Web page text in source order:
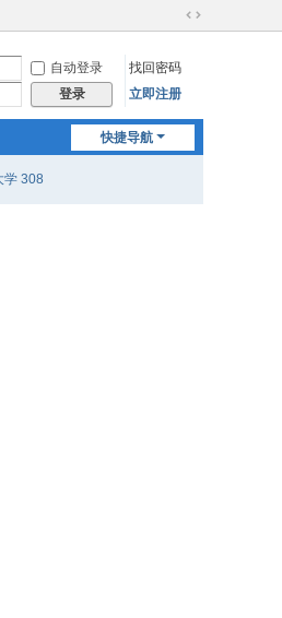
切
自动登录
找回密码
登录 立即注册
快捷导航
学 308